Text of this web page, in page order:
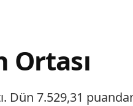
Ortası
Dün 7.529,31